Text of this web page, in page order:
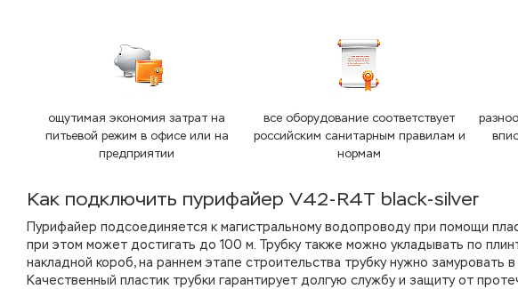
ощутимая экономия затрат на
питьевой режим в офисе или на
предприятии
все оборудование соответствует
российским санитарным правилам и
нормам
Как подключить пурифайер V42-R4T black-silver
Пурифайер подсоединяется к магистральному водопроводу при помощи
при этом может достигать до 100 м. Трубку также можно укладывать по
накладной короб, на раннем этапе строительства трубку нужно замуровать
Качественный пластик трубки гарантирует долгую службу и защиту от